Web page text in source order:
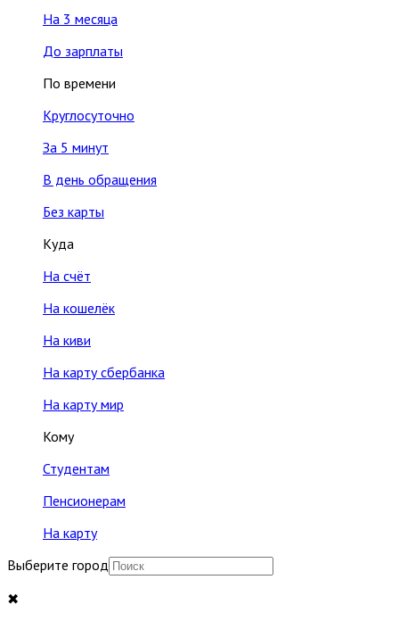
На 3 месяца
До зарплаты
По времени
Круглосуточно
За 5 минут
В день обращения
Без карты
Куда
На счёт
На кошелёк
На киви
На карту сбербанка
На карту мир
Кому
Студентам
Пенсионерам
На карту
Выберите город
✖